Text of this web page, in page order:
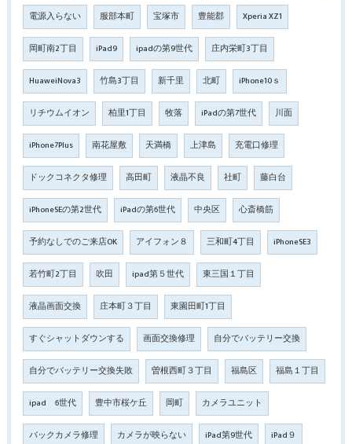
電源入らない 服部本町 宝塚市 豊能郡 Xperia XZ1
岡町南2丁目 iPad9 ipadの第9世代 庄内栄町3丁目
HuaweiNova3 竹島3丁目 新千里 北町 iPhone10ｓ
リチウムイオン 柏里1丁目 牧落 iPadの第7世代 川面
iPhone7Plus 南花屋敷 天満橋 上津島 充電口修理
ドックコネクタ修理 高田町 液晶不良 社町 藤白台
iPhoneSEの第2世代 iPadの第6世代 中央区 心斎橋筋
予約なしでのご来店OK アイフォン８ 三和町4丁目 iPhoneSE3
若竹町2丁目 吹田 ipad第５世代 東三国１丁目
液晶画面交換 庄本町３丁目 東園田町1丁目
すぐシャットダウンする 画面交換修理 自分でバッテリー交換
自分でバッテリー交換失敗 曽根西町３丁目 福島区 福島１丁目
ipad 6世代 豊中市桜ケ丘 岡町 カメラユニット
バックカメラ修理 カメラが映らない iPad第9世代 iPad９